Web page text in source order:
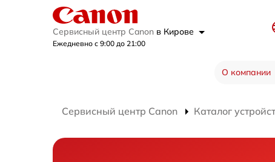
Сервисный центр Canon в Кирове
Ежедневно с 9:00 до 21:00
О компании
Сервисный центр Canon Каталог